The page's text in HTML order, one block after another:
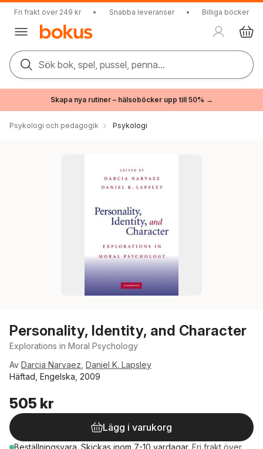
Fri frakt över 249 kr • Snabba leveranser • Billiga böcker
Sök bok, spel, pussel, penna...
Skapa nya rutiner – hälsoböcker upp till 50% →
Psykologi och pedagogik Psykologi
Personality, Identity, and Character
Explorations in Moral Psychology
Av Darcia Narvaez Daniel K. Lapsley
Häftad, Engelska, 2009
505 kr
Lägg i varukorg
Beställningsvara. Skickas inom 7-10 vardagar. Fri frakt över